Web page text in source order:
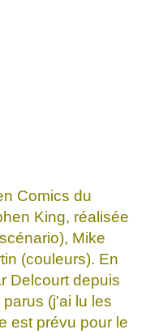
Comics du
King, réalisée
Mike
(couleurs). En
Delcourt depuis
(j'ai lu les
est prévu pour le